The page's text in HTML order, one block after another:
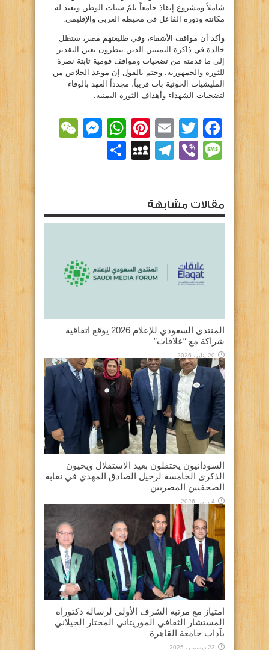
شاملاً ومشروع إنقاذ جامعاً يلمّ شتات الوطن ويعيد له
مكانته ودوره الفاعل في محيطه العربي والإقليمي.
وأكد أن مواقف الأشقاء، وفي طليعتهم مصر، ستظل
خالدة في ذاكرة اليمنيين الذين ينظرون بعين التقدير
إلى ما قدمته من تضحيات ومواقف قومية ثابتة نصرة
للثورة والجمهورية. وختم بالقول إن موعد الخلاص من
المليشيات الحوثية بات قريباً، مجدداً العهد بالوفاء
لتضحيات الشهداء وأهداف الثورة اليمنية.
Facebook
Twitter
Email
Pinterest
WhatsApp
Message
Viber
Telegram
MySpace
مقالات مشابهة
المنتدى السعودي للإعلام 2026 يوقع اتفاقية
شراكة مع “علاقات”
20 يناير، 2026
السودانيون يحتفلون بعيد الاستقلال ويحيون
الذكرى الخامسة لرحيل الصادق المهدي في نقابة
الصحفيين المصريين
4 يناير، 2026
امتياز مع مرتبة الشرف الأولى لرسالة دكتوراه
المستشار الثقافي الموريتاني المختار الجيلاني
بآداب جامعة القاهرة
23 ديسمبر، 2025